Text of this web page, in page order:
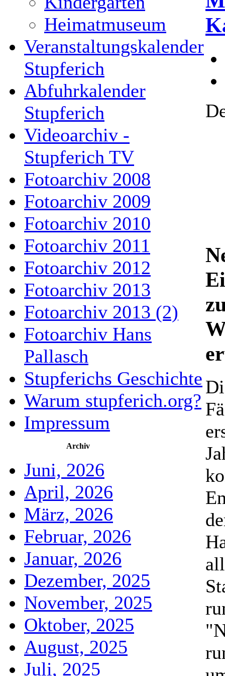
Heimatmuseum
Veranstaltungskalender
Stupferich
Abfuhrkalender
Stupferich
Videoarchiv -
Stupferich TV
Fotoarchiv 2008
Fotoarchiv 2009
Fotoarchiv 2010
Fotoarchiv 2011
Fotoarchiv 2012
Fotoarchiv 2013
Fotoarchiv 2013 (2)
Fotoarchiv Hans
Pallasch
Stupferichs Geschichte
Warum stupferich.org?
Impressum
Archiv
Juni, 2026
April, 2026
März, 2026
Februar, 2026
Januar, 2026
Dezember, 2025
November, 2025
Oktober, 2025
August, 2025
Juli, 2025